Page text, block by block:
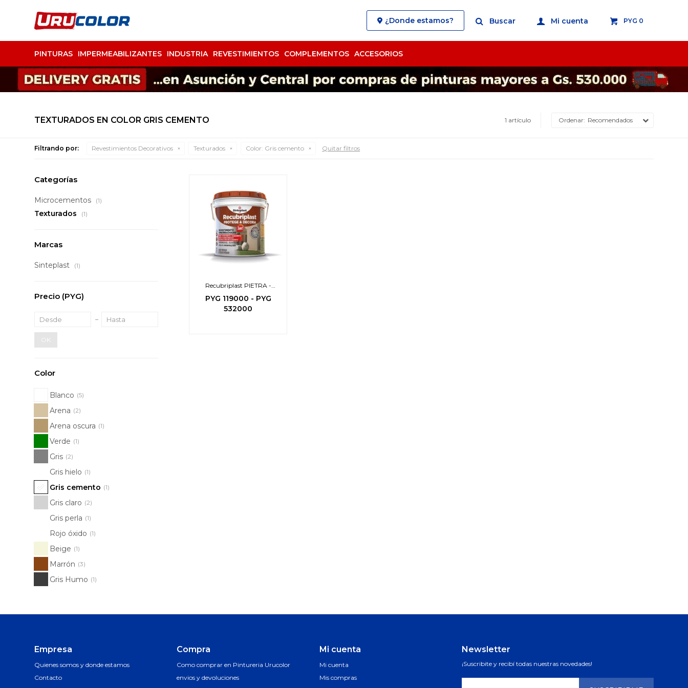
PINTURAS IMPERMEABILIZANTES INDUSTRIA REVESTIMIENTOS COMPLEMENTOS ACCESORIOS
PYG 0
¿Donde estamos?
TEXTURADOS EN COLOR GRIS CEMENTO 1 artículo Recomendados
Filtrando por: Revestimientos Decorativos Texturados Color: Gris cemento Quitar filtros
Recubriplast PIETRA -
textura
PYG 119000 - PYG
532000
Categorías
Microcementos (1)
Texturados (1)
Marcas
Sinteplast (1)
Precio (PYG)
OK
Color
Blanco (5)
Arena (2)
Arena oscura (1)
Verde (1)
Gris (2)
Gris hielo (1)
Gris cemento (1)
Gris claro (2)
Gris perla (1)
Rojo óxido (1)
Beige (1)
Marrón (3)
Gris Humo (1)
Empresa
Quienes somos y donde estamos
Contacto
Compra
Como comprar en Pintureria Urucolor
envios y devoluciones
Mi cuenta
Mi cuenta
Mis compras
Newsletter
¡Suscribite y recibí todas nuestras novedades!